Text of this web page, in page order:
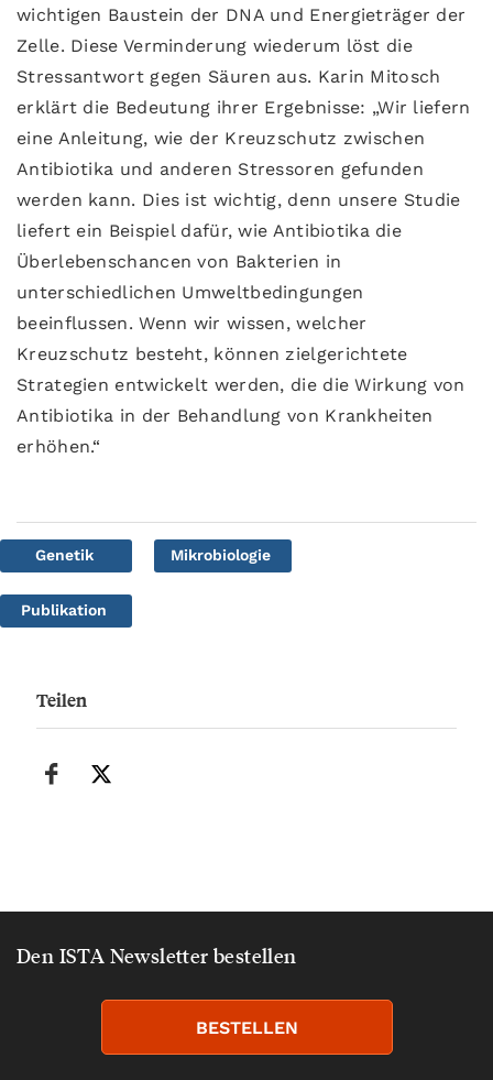
wichtigen Baustein der DNA und Energieträger der
Zelle. Diese Verminderung wiederum löst die
Stressantwort gegen Säuren aus. Karin Mitosch
erklärt die Bedeutung ihrer Ergebnisse: „Wir liefern
eine Anleitung, wie der Kreuzschutz zwischen
Antibiotika und anderen Stressoren gefunden
werden kann. Dies ist wichtig, denn unsere Studie
liefert ein Beispiel dafür, wie Antibiotika die
Überlebenschancen von Bakterien in
unterschiedlichen Umweltbedingungen
beeinflussen. Wenn wir wissen, welcher
Kreuzschutz besteht, können zielgerichtete
Strategien entwickelt werden, die die Wirkung von
Antibiotika in der Behandlung von Krankheiten
erhöhen.“
Genetik Mikrobiologie
Publikation
Teilen
Den ISTA Newsletter bestellen
BESTELLEN